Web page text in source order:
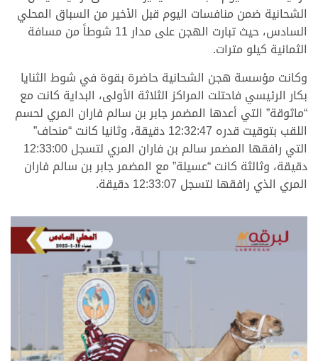
الشحانية ضمن منافسات اليوم قبل الأخير من السباق المحلي
السادس، حيث تبارت الهجن على مدار 11 شوطاً من مسافة
الثمانية كيلو مترات.
وكانت مؤسسة هجن الشحانية حاضرة بقوة في شوط الثنايا
بكار الرئيسي فاحتلت المراكز الثلاثة الأولى، البداية كانت مع
“ماثوقة” التي أعدها المضمر جابر بن سالم فاران المري لحسم
اللقب بتوقيت قدره 12:32:47 دقيقة، وثانيا كانت “منحاف”
التي رافقها المضمر سالم بن فاران المري لتسجل 12:33:00
دقيقة، وثالثة كانت “عسيلة” مع المضمر جابر بن سالم فاران
المري الذي رافقها لتسجل 12:33:07 دقيقة.